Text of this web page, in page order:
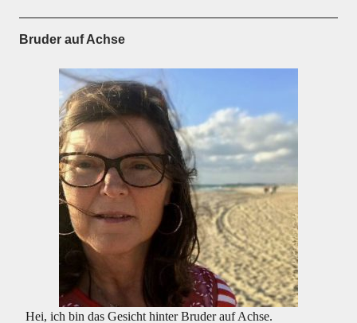
Bruder auf Achse
Hei, ich bin das Gesicht hinter Bruder auf Achse.